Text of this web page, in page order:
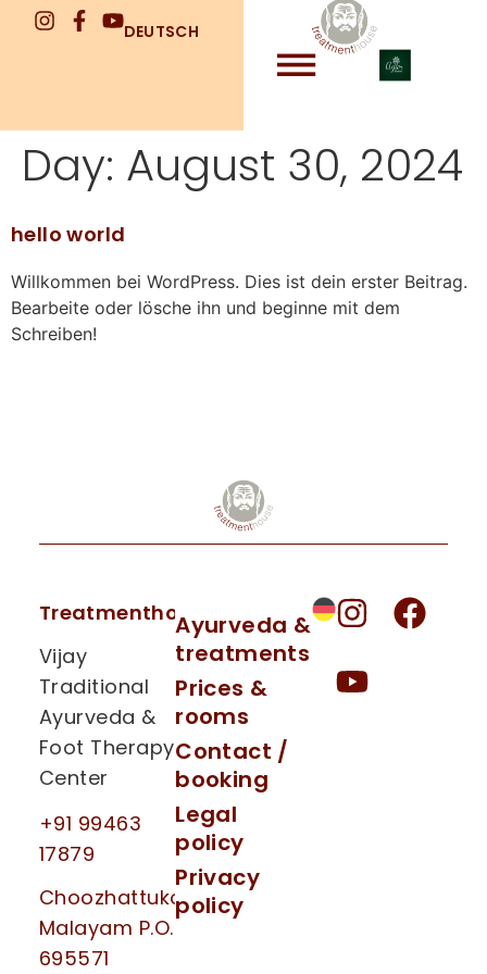
DEUTSCH
Day: August 30, 2024
hello world
Willkommen bei WordPress. Dies ist dein erster Beitrag.
Bearbeite oder lösche ihn und beginne mit dem
Schreiben!
Treatmenthouse
Vijay
Traditional
Ayurveda &
Foot Therapy
Center
+91 99463
17879
Choozhattukotta
Malayam P.O.
695571
Ayurveda &
treatments
Prices &
rooms
Contact /
booking
Legal
policy
Privacy
policy